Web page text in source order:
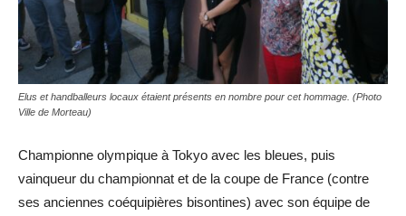
Elus et handballeurs locaux étaient présents en nombre pour cet hommage. (Photo
Ville de Morteau)
Championne olympique à Tokyo avec les bleues, puis
vainqueur du championnat et de la coupe de France (contre
ses anciennes coéquipières bisontines) avec son équipe de